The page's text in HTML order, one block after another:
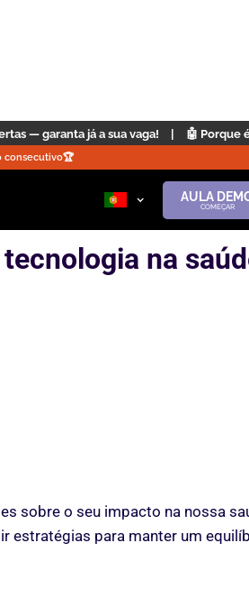
vaga! | 🤖 Porque é que a Inteligência
consecutivo🏆️
AULA
COMEÇAR
na
sobre o seu impacto na nossa
estratégias para manter um